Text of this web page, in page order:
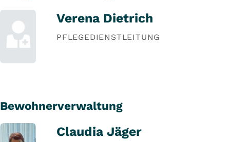
Verena Dietrich
PFLEGEDIENSTLEITUNG
Bewohnerverwaltung
Claudia Jäger